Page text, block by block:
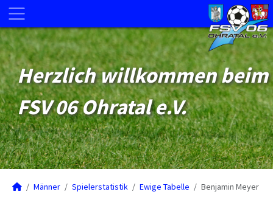
Herzlich willkommen beim
FSV 06 Ohratal e.V.
Männer Spielerstatistik Ewige Tabelle Benjamin Meyer